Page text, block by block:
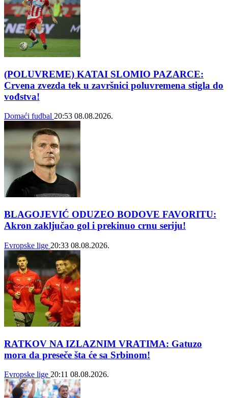
(POLUVREME) KATAI SLOMIO PAZARCE:
Crvena zvezda tek u završnici poluvremena stigla do
vođstva!
Domaći fudbal 20:53 08.08.2026.
BLAGOJEVIĆ ODUZEO BODOVE FAVORITU:
Akron zaključao gol i prekinuo crnu seriju!
Evropske lige 20:33 08.08.2026.
RATKOV NA IZLAZNIM VRATIMA: Gatuzo
mora da preseče šta će sa Srbinom!
Evropske lige 20:11 08.08.2026.